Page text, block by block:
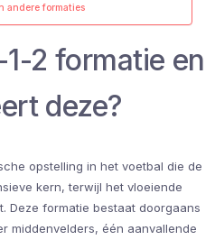
andere formaties
2 formatie en
deze?
opstelling in het voetbal die de
kern, terwijl het vloeiende
Deze formatie bestaat doorgaans
middenvelders, één aanvallende